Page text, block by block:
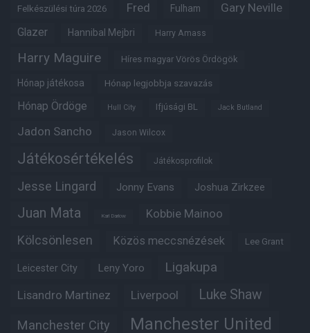
Felkészülési túra 2026 Fred Fulham Gary Neville
Glazer Hannibal Mejbri Harry Amass
Harry Maguire Híres magyar Vörös Ördögök
Hónap játékosa Hónap legjobbja szavazás
Hónap Ördöge Hull City Ifjúsági BL Jack Butland
Jadon Sancho Jason Wilcox
Játékosértékelés Játékosprofilok
Jesse Lingard Jonny Evans Joshua Zirkzee
Juan Mata Karl Darlow Kobbie Mainoo
Kölcsönlesen Közös meccsnézések Lee Grant
Leicester City Leny Yoro Ligakupa
Lisandro Martinez Liverpool Luke Shaw
Manchester City Manchester United